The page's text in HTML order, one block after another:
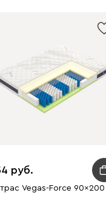
Серый
2725
Тёмно-синий
Vegas-Force 90x200